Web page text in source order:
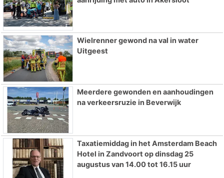
Wielrenner gewond na val in water
Uitgeest
Meerdere gewonden en aanhoudingen
na verkeersruzie in Beverwijk
Taxatiemiddag in het Amsterdam Beach
Hotel in Zandvoort op dinsdag 25
augustus van 14.00 tot 16.15 uur